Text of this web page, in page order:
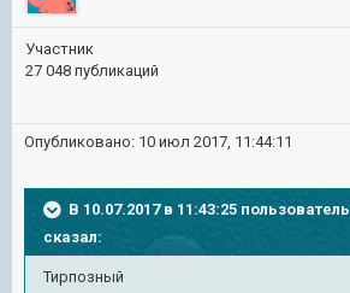
Участник
27 048 публикаций
Опубликовано: 10 июл 2017, 11:44:11
В 10.07.2017 в 11:43:25 пользователь
сказал:
Тирпозный